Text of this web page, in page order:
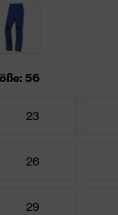
56
23
26
29